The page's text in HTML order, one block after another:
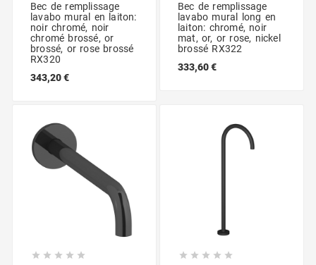
Bec de remplissage
lavabo mural en laiton:
noir chromé, noir
chromé brossé, or
brossé, or rose brossé
RX320
343,20 €
Bec de remplissage
lavabo mural long en
laiton: chromé, noir
mat, or, or rose, nickel
brossé RX322
333,60 €
         